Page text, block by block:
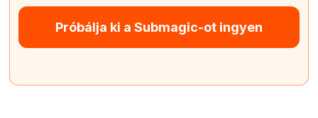
Próbálja ki a Submagic-ot ingyen